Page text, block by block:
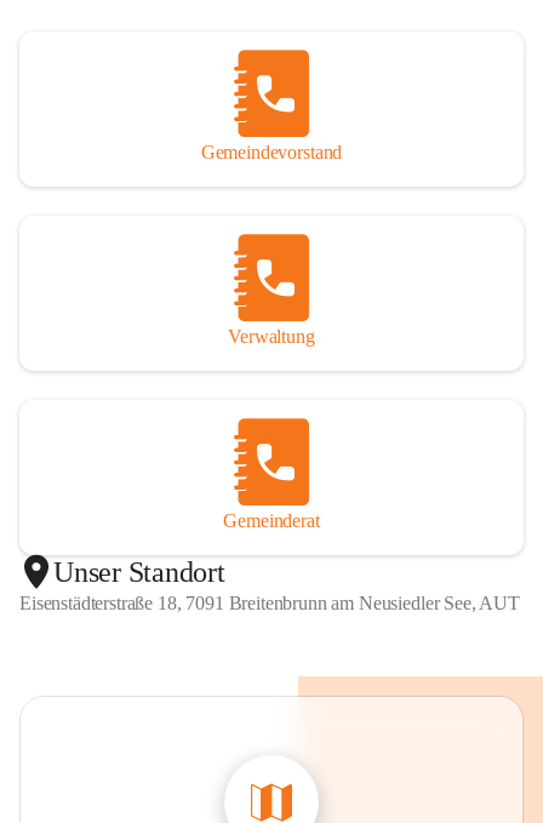
Gemeindevorstand
Verwaltung
Gemeinderat
Unser Standort
Eisenstädterstraße 18, 7091 Breitenbrunn am Neusiedler See, AUT